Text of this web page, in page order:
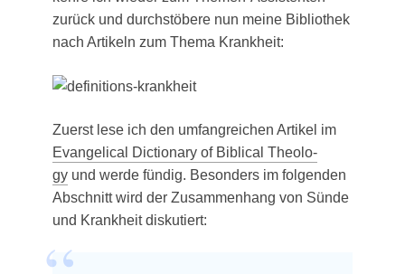
zurück und durch­stö­be­re nun mei­ne Biblio­thek
nach Arti­keln zum The­ma Krankheit:
Zuerst lese ich den umfang­rei­chen Arti­kel im
Evan­ge­li­cal Dic­tion­a­ry of Bibli­cal Theo­lo­
gy und wer­de fün­dig. Beson­ders im fol­gen­den
Abschnitt wird der Zusam­men­hang von Sün­de
und Krank­heit diskutiert: